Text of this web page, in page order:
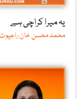
یہ میرا کراچی ہے
محمد محسن خان